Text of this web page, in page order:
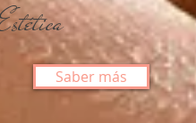
Saber más